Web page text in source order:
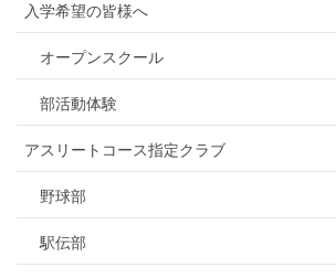
入学希望の皆様へ
オープンスクール
部活動体験
アスリートコース指定クラブ
野球部
駅伝部